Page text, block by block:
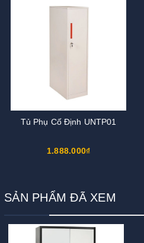
Tủ Phụ Cố Định UNTP01
1.888.000₫
SẢN PHẨM ĐÃ XEM